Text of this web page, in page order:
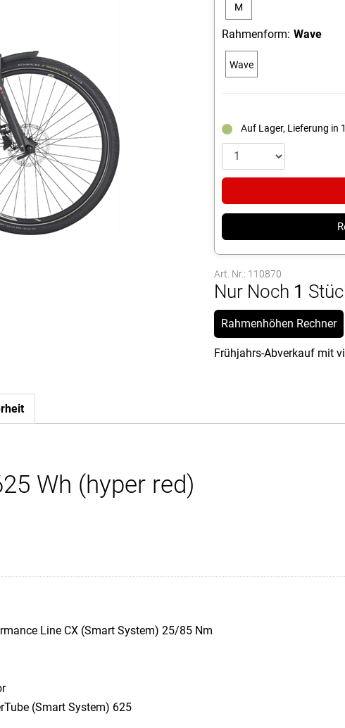
M
Rahmenform: Wave
Wave
Auf Lager, Lieferung in
Art. Nr.: 110870
Nur Noch 1
Rahmenhöhen Rechner
Frühjahrs-Abverkauf mit
Wh (hyper red)
Line CX (Smart System) 25/85 Nm
(Smart System) 625